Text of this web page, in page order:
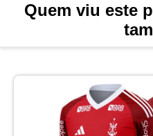
Quem viu este